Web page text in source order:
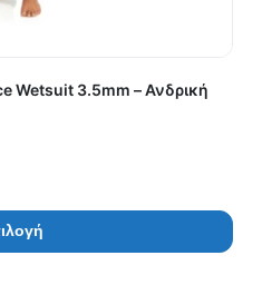
Wetsuit 3.5mm – Ανδρική